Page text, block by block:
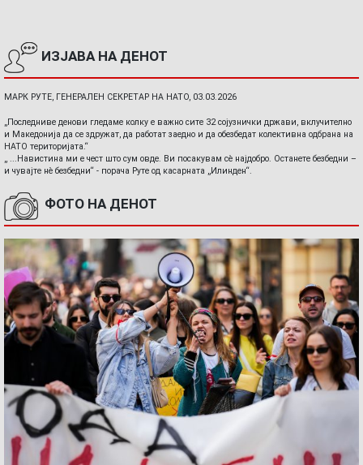
ИЗЈАВА НА ДЕНОТ
МАРК РУТЕ, ГЕНЕРАЛЕН СЕКРЕТАР НА НАТО, 03.03.2026
„Последниве денови гледаме колку е важно сите 32 сојузнички држави, вклучително
и Македонија да се здружат, да работат заедно и да обезбедат колективна одбрана на
НАТО територијата.“
„ ...Навистина ми е чест што сум овде. Ви посакувам сè најдобро. Останете безбедни –
и чувајте нè безбедни“ - порача Руте од касарната „Илинден“.
ФОТО НА ДЕНОТ